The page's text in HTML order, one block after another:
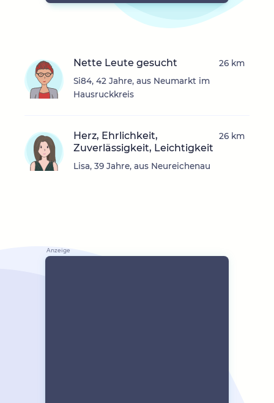
Nette Leute gesucht
Si84, 42 Jahre, aus Neumarkt im
Hausruckkreis
26 km
Herz, Ehrlichkeit,
Zuverlässigkeit, Leichtigkeit
Lisa, 39 Jahre, aus Neureichenau
26 km